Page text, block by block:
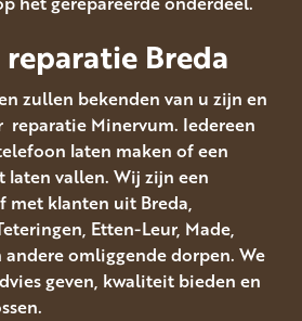
Breda
zullen bekenden van u zijn en
reparatie Minervum. Iedereen
laten maken of een
laten vallen. Wij zijn een
met klanten uit Breda,
Etten-Leur, Made,
andere omliggende dorpen. We
geven, kwaliteit bieden en